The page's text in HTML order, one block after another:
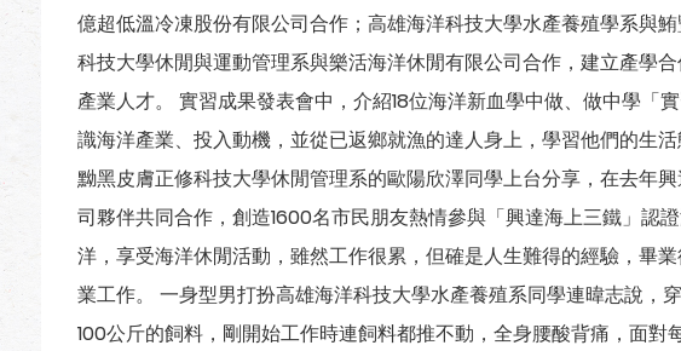
億超低溫冷凍股份有限公司合作；高雄海洋科技大學水產養殖學系與
科技大學休閒與運動管理系與樂活海洋休閒有限公司合作，建立產學
產業人才。 實習成果發表會中，介紹18位海洋新血學中做、做中學「
識海洋產業、投入動機，並從已返鄉就漁的達人身上，學習他們的生
黝黑皮膚正修科技大學休閒管理系的歐陽欣澤同學上台分享，在去年
司夥伴共同合作，創造1600名市民朋友熱情參與「興達海上三鐵」認
洋，享受海洋休閒活動，雖然工作很累，但確是人生難得的經驗，畢
業工作。 一身型男打扮高雄海洋科技大學水產養殖系同學連暐志說，
100公斤的飼料，剛開始工作時連飼料都推不動，全身腰酸背痛，面